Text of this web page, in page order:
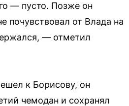
— пусто. Позже он
почувствовал от Влада на
— отметил
к Борисову, он
чемодан и сохранял